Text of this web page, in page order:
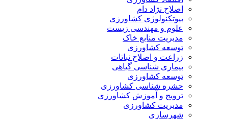
اصلاح نژاد دام
بیوتکنولوژی کشاورزی
علوم و مهندسی زیست
مدیریت منابع خاک
توسعه کشاورزی
زراعت و اصلاح نباتات
بیماری شناسی گیاهی
توسعه کشاورزی
حشره شناسی کشاورزی
ترویج و آموزش کشاورزی
مدیریت کشاورزی
شهرسازی